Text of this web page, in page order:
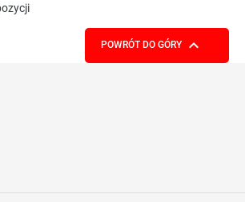
POWRÓT DO GÓRY 